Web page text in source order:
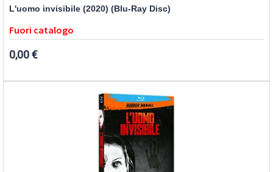
L'uomo invisibile (2020) (Blu-Ray Disc)
Fuori catalogo
0,00 €